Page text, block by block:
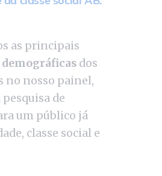
as principais
dos
no nosso painel,
de
um público já
classe social e